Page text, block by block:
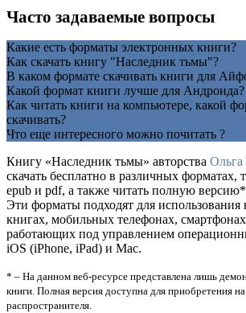
Часто задаваемые вопросы
Какие есть форматы электронных книги?
Как скачать книгу "Наследник тьмы"?
В каком формате скачивать книги для
Какой формат книги лучше для Андроида?
Как читать книги на компьютере, какой
скачивать?
Что еще интересного можно почитать ?
Книгу «Наследник тьмы» авторства Ольга
скачать бесплатно в различных форматах,
epub и pdf, а также читать полную
Эти форматы подходят для использования
книгах, мобильных телефонах,
работающих под управлением
iOS (iPhone, iPad) и Mac.
* – На данном веб-ресурсе представлена лишь
книги. Полная версия доступна для приобретения на
распространителя.